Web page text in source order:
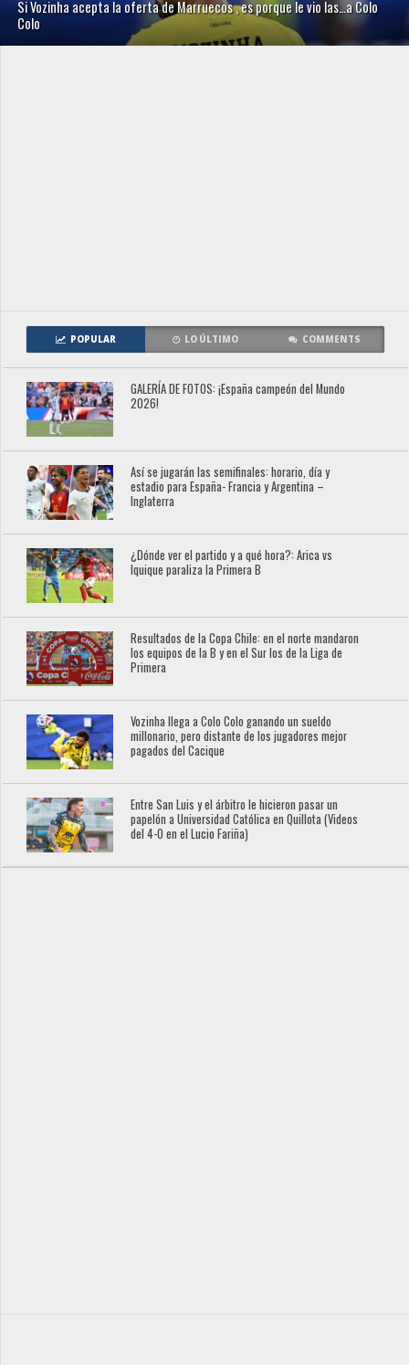
Si Vozinha acepta la oferta de Marruecos , es porque le vio las…a Colo
Colo
POPULAR LO ÚLTIMO COMMENTS
GALERÍA DE FOTOS: ¡España campeón del Mundo
2026!
Así se jugarán las semifinales: horario, día y
estadio para España- Francia y Argentina –
Inglaterra
¿Dónde ver el partido y a qué hora?: Arica vs
Iquique paraliza la Primera B
Resultados de la Copa Chile: en el norte mandaron
los equipos de la B y en el Sur los de la Liga de
Primera
Vozinha llega a Colo Colo ganando un sueldo
millonario, pero distante de los jugadores mejor
pagados del Cacique
Entre San Luis y el árbitro le hicieron pasar un
papelón a Universidad Católica en Quillota (Videos
del 4-0 en el Lucio Fariña)